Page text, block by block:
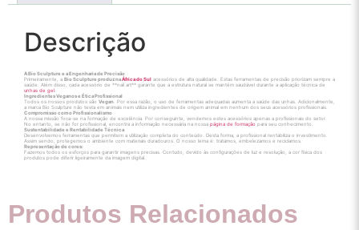
Descrição
A Bio Sculpture e a Engenharia de Precisão
Primeiramente, a Bio Sculpture produz naÁfrica do Sul acessórios de alta qualidade. Estas ferramentas de precisão priorizam sempre a
saúde. Além disso, cada acessório de **nail art** garante que a estrutura natural se mantém saudável durante a aplicação técnica de
unhas de gel
Ingredientes Veganos e Ética Profissional
Todos os nossos produtos são Vegan . Por essa razão, o uso de ferramentas adequadas aumenta a saúde das unhas. Adicionalmente,
a marca Bio Sculpture não testa em animais nem utiliza ingredientes de origem animal em nenhum dos seus acessórios profissionais.
Compromisso com o Profissionalismo
A nossa missão foca-se na formação de excelência. Por conseguinte, vendemos estes acessórios apenas a profissionais do setor.
No entanto, se não for profissional, encontra a informação necessária na nossa página de formação para seu conhecimento.
Sustentabilidade e Rentabilidade Técnica
Desenvolvemos ferramentas que permitem a utilização completa do conteúdo. Desta forma, a profissional rentabiliza o investimento.
Assim sendo, protegemos o ambiente com materiais duradouros. O nosso lema é: tratamos, embelezamos e reciclamos.
Representação de cores:
Fazemos todos os esforços para garantir imagens precisas. Contudo, devido às configurações de luz e resolução, a cor física dos
produtos pode diferir ligeiramente da imagem digital.
Produtos Relacionados